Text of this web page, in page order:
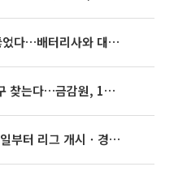
포스코퓨처엠, LFP 시장 뚫었다…배터리사와 대규모 장기 공급 합의
원, 1년 반 만에 매각설명회 재개
KBO, 폭염 대책 발표⋯11일부터 리그 개시ㆍ경기 오후 7시 시작